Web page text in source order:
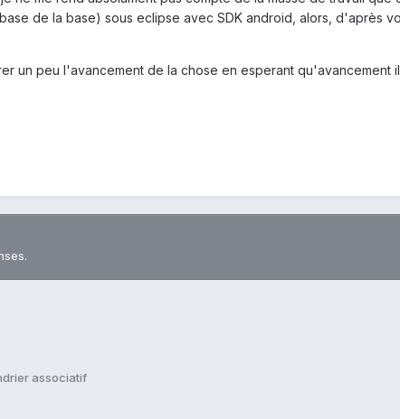
de la base) sous eclipse avec SDK android, alors, d'après
un peu l'avancement de la chose en esperant qu'avancement
associatif